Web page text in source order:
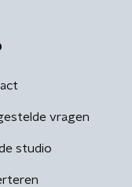
vragen
studio